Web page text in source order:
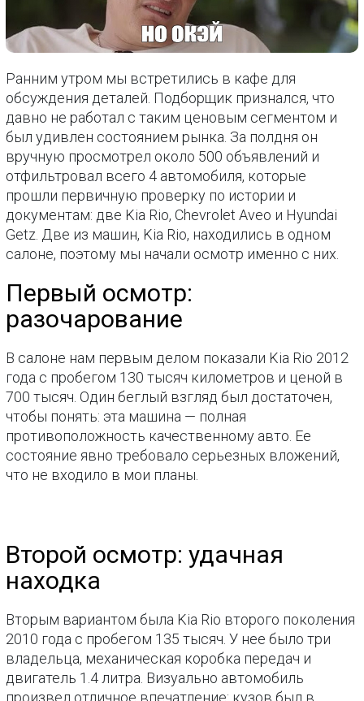
Ранним утром мы встретились в кафе для
обсуждения деталей. Подборщик признался, что
давно не работал с таким ценовым сегментом и
был удивлен состоянием рынка. За полдня он
вручную просмотрел около 500 объявлений и
отфильтровал всего 4 автомобиля, которые
прошли первичную проверку по истории и
документам: две Kia Rio, Chevrolet Aveo и Hyundai
Getz. Две из машин, Kia Rio, находились в одном
салоне, поэтому мы начали осмотр именно с них.
Первый осмотр:
разочарование
В салоне нам первым делом показали Kia Rio 2012
года с пробегом 130 тысяч километров и ценой в
700 тысяч. Один беглый взгляд был достаточен,
чтобы понять: эта машина — полная
противоположность качественному авто. Ее
состояние явно требовало серьезных вложений,
что не входило в мои планы.
Второй осмотр: удачная
находка
Вторым вариантом была Kia Rio второго поколения
2010 года с пробегом 135 тысяч. У нее было три
владельца, механическая коробка передач и
двигатель 1.4 литра. Визуально автомобиль
произвел отличное впечатление: кузов был в